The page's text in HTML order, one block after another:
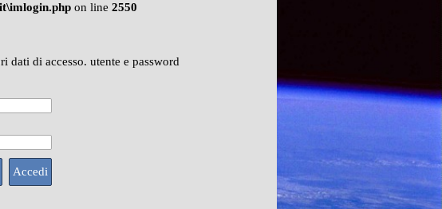
on line 2550
dati di accesso. utente e password